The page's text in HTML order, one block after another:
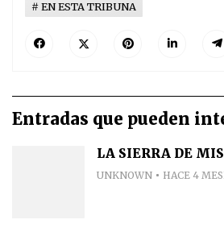
EN ESTA TRIBUNA
Entradas que pueden
LA SIERRA DE
UNKNOWN HACE 4